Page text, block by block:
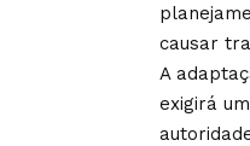
causar
A
exigirá